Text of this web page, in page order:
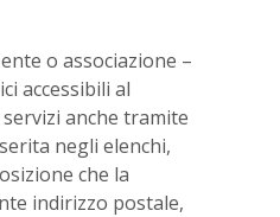
o associazione –
accessibili al
anche tramite
negli elenchi,
che la
indirizzo postale,